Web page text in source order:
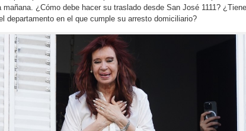
¿Cómo debe hacer su traslado desde San José 1111?
departamento en el que cumple su arresto domiciliario?